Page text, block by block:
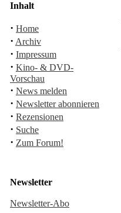
Inhalt
· Home
· Archiv
· Impressum
· Kino- & DVD-
Vorschau
· News melden
· Newsletter abonnieren
· Rezensionen
· Suche
· Zum Forum!
Newsletter
Newsletter-Abo